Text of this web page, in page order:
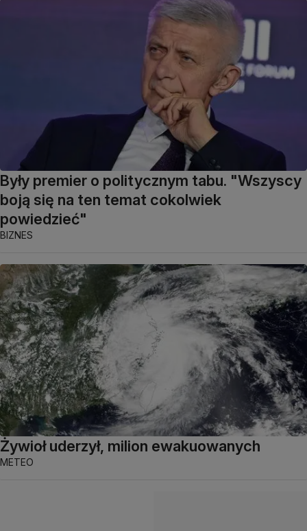
Były premier o politycznym tabu. "Wszyscy
boją się na ten temat cokolwiek
powiedzieć"
BIZNES
Żywioł uderzył, milion ewakuowanych
METEO